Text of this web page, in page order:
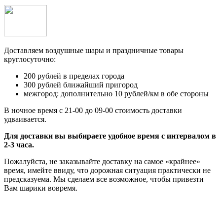
Доставляем воздушные шары и праздничные товары
круглосуточно:
200 рублей в пределах города
300 рублей ближайший пригород
межгород: дополнительно 10 рублей/км в обе стороны
В ночное время с 21-00 до 09-00 стоимость доставки
удваивается.
Для доставки вы выбираете удобное время с интервалом в
2-3 часа.
Пожалуйста, не заказывайте доставку на самое «крайнее»
время, имейте ввиду, что дорожная ситуация практически не
предсказуема. Мы сделаем все возможное, чтобы привезти
Вам шарики вовремя.